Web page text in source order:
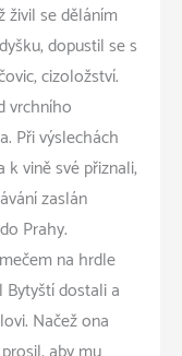
živil se děláním
dopustil se s
cizoložství.
vrchního
Při výslechách
k vině své přiznali,
zaslán
Prahy.
na hrdle
dostali a
Načež ona